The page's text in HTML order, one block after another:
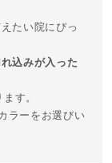
たい院にぴっ
込みが入った
す。
ラーをお選びい